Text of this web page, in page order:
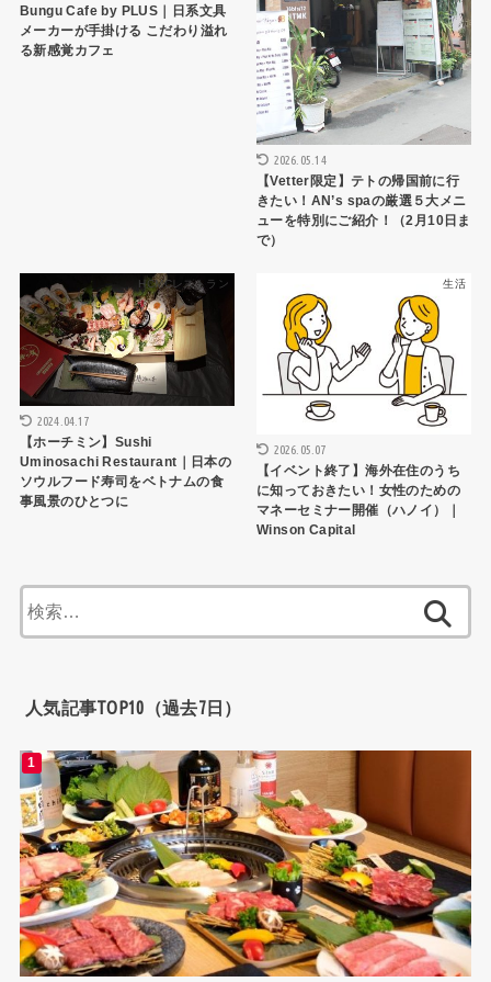
Bungu Cafe by PLUS｜日系文具
メーカーが手掛ける こだわり溢れ
る新感覚カフェ
2026.05.14
【Vetter限定】テトの帰国前に行
きたい！AN’s spaの厳選５大メニ
ューを特別にご紹介！（2月10日ま
で）
HCMCレストラン
2024.04.17
【ホーチミン】Sushi
Uminosachi Restaurant｜日本の
ソウルフード寿司をベトナムの食
事風景のひとつに
生活
2026.05.07
【イベント終了】海外在住のうち
に知っておきたい！女性のための
マネーセミナー開催（ハノイ）｜
Winson Capital
索:
人気記事TOP10（過去7日）